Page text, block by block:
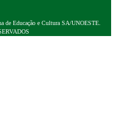
de Educação e Cultura SA/UNOESTE.